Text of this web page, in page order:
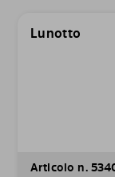
Lunotto
Articolo n.